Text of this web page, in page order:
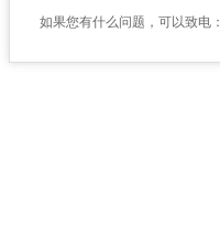
如果您有什么问题，可以致电：